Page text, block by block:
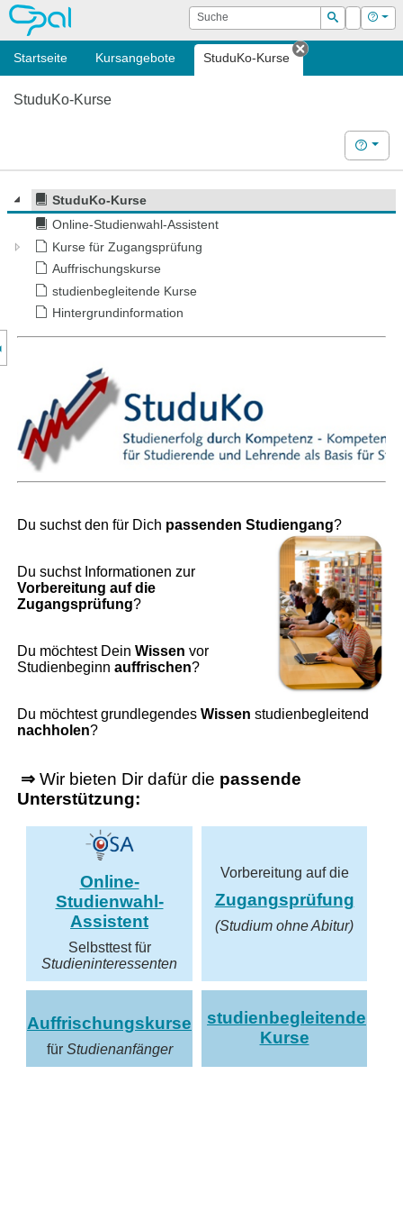
OPAL Suche
Suchen
Login Hilfe
Startseite Kursangebote StuduKo-Kurse
Tab schließen
StuduKo-Kurse
Hilfe
StuduKo-Kurse
Online-Studienwahl-Assistent
Kurse für Zugangsprüfung
Auffrischungskurse
studienbegleitende Kurse
Hintergrundinformation
des Kursmenüs